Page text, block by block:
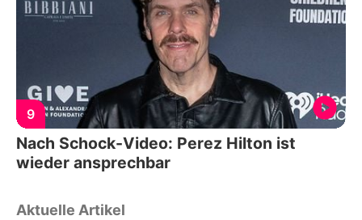
9
Nach Schock-Video: Perez Hilton ist
wieder ansprechbar
Aktuelle Artikel